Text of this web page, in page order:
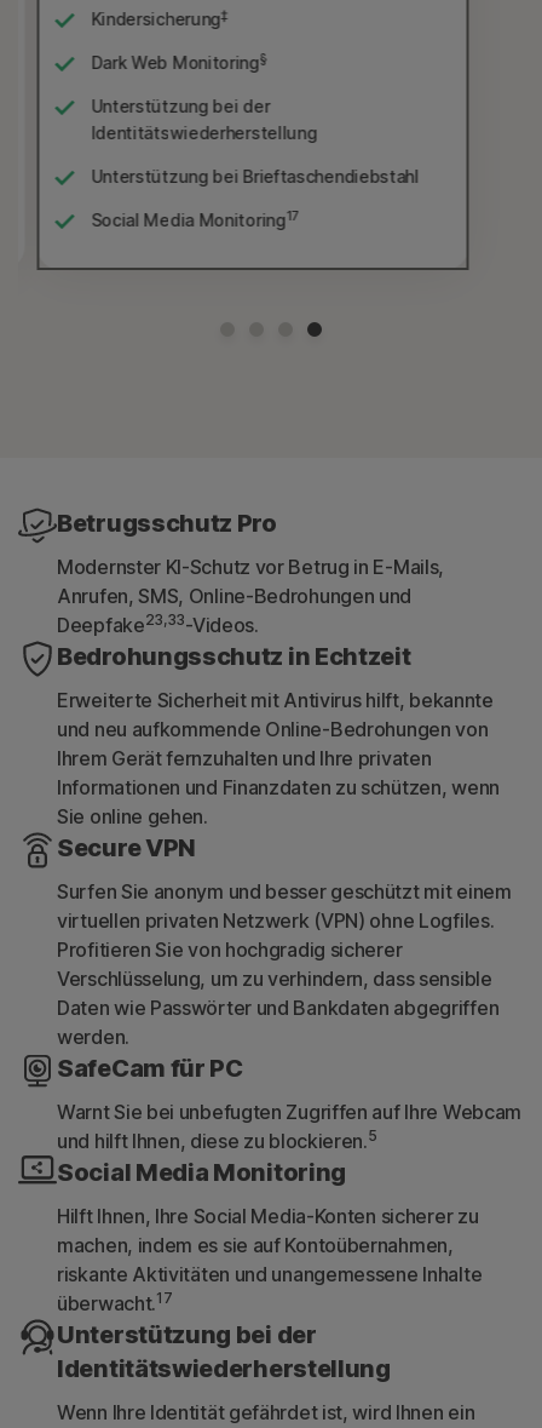
Kindersicherung‡
Dark Web Monitoring§
Unterstützung bei der
Identitätswiederherstellung
Unterstützung bei Brieftaschendiebstahl
Social Media Monitoring17
Betrugsschutz Pro
Modernster KI-Schutz vor Betrug in E-Mails,
Anrufen, SMS, Online-Bedrohungen und
Deepfake23,33-Videos.
Bedrohungsschutz in Echtzeit
Erweiterte Sicherheit mit Antivirus hilft, bekannte
und neu aufkommende Online-Bedrohungen von
Ihrem Gerät fernzuhalten und Ihre privaten
Informationen und Finanzdaten zu schützen, wenn
Sie online gehen.
Secure VPN
Surfen Sie anonym und besser geschützt mit einem
virtuellen privaten Netzwerk (VPN) ohne Logfiles.
Profitieren Sie von hochgradig sicherer
Verschlüsselung, um zu verhindern, dass sensible
Daten wie Passwörter und Bankdaten abgegriffen
werden.
SafeCam für PC
Warnt Sie bei unbefugten Zugriffen auf Ihre Webcam
und hilft Ihnen, diese zu blockieren.5
Social Media Monitoring
Hilft Ihnen, Ihre Social Media-Konten sicherer zu
machen, indem es sie auf Kontoübernahmen,
riskante Aktivitäten und unangemessene Inhalte
überwacht.17
Unterstützung bei der
Identitätswiederherstellung
Wenn Ihre Identität gefährdet ist, wird Ihnen ein